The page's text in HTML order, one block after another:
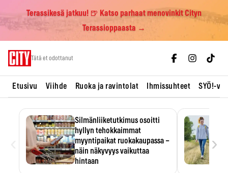
Terassikesä jatkuu! 🍺 Katso parhaat menovinkit Cityn
Terassioppaasta →
Tätä et odottanut
Etusivu Viihde Ruoka ja ravintolat Ihmissuhteet SYÖ!-
Silmänliiketutkimus osoitti
hyllyn tehokkaimmat
myyntipaikat ruokakaupassa –
näin näkyvyys vaikuttaa
hintaan
›